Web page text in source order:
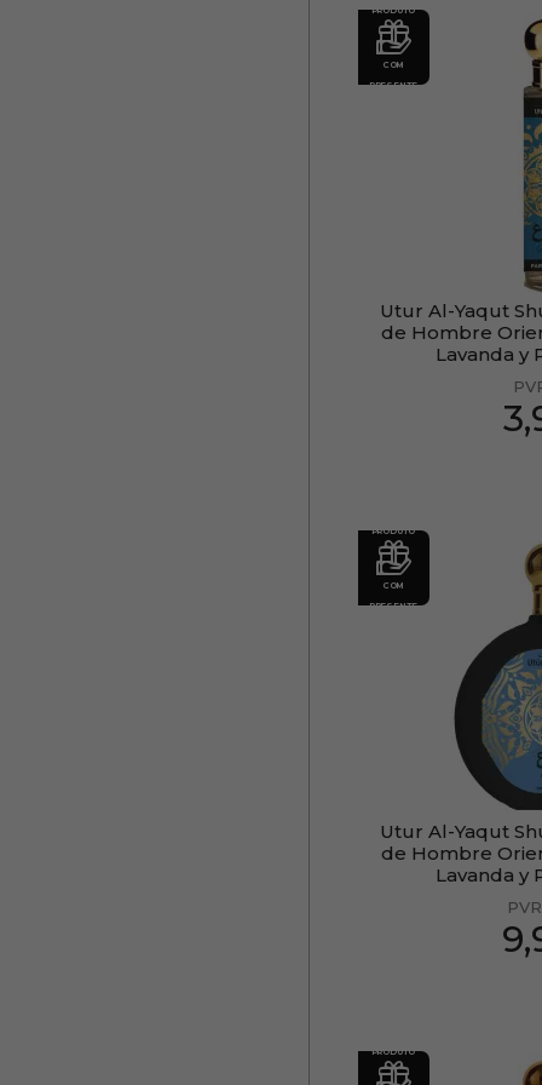
PRODUTO
COM
PRESENTE
Utur Al-Yaqut
de Hombre
Lavanda y
PRODUTO
COM
PRESENTE
Utur Al-Yaqut
de Hombre
Lavanda y
PRODUTO